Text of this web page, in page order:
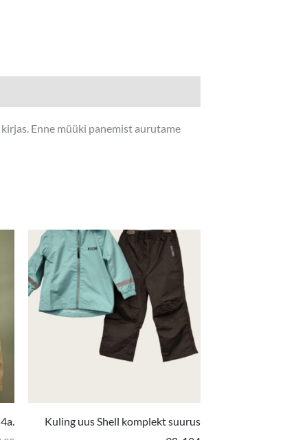
Enne müüki panemist aurutame
Praegune
3,00 €.
Kuling uus Shell komplekt suurus